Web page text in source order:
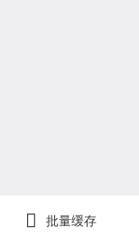
 批量缓存